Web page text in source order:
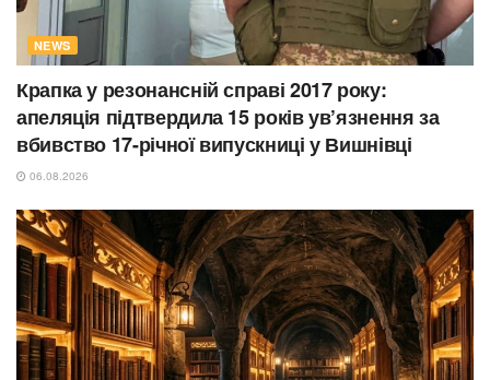
NEWS
Крапка у резонансній справі 2017 року:
апеляція підтвердила 15 років ув’язнення за
вбивство 17-річної випускниці у Вишнівці
06.08.2026